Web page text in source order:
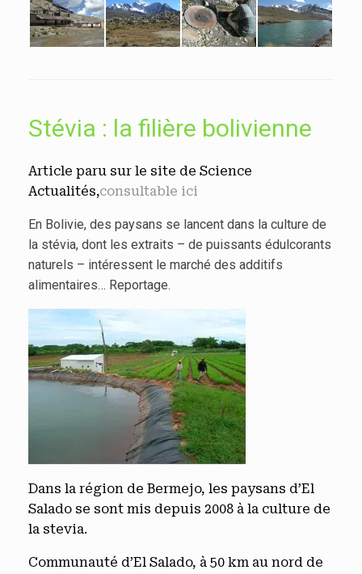
Stévia : la filière bolivienne
Article paru sur le site de Science
Actualités,consultable ici
En Bolivie, des paysans se lancent dans la culture de
la stévia, dont les extraits – de puissants édulcorants
naturels – intéressent le marché des additifs
alimentaires… Reportage.
Dans la région de Bermejo, les paysans d’El
Salado se sont mis depuis 2008 à la culture de
la stevia.
Communauté d’El Salado, à 50 km au nord de